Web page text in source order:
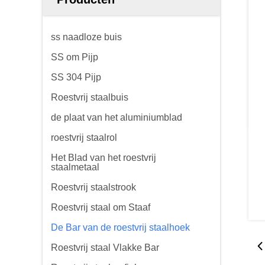
ss naadloze buis
SS om Pijp
SS 304 Pijp
Roestvrij staalbuis
de plaat van het aluminiumblad
roestvrij staalrol
Het Blad van het roestvrij
staalmetaal
Roestvrij staalstrook
Roestvrij staal om Staaf
De Bar van de roestvrij staalhoek
Roestvrij staal Vlakke Bar